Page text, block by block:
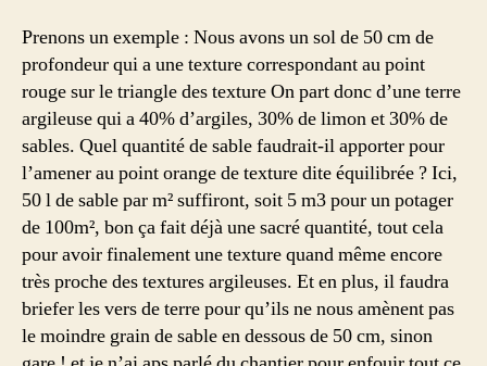
Prenons un exemple : Nous avons un sol de 50 cm de
profondeur qui a une texture correspondant au point
rouge sur le triangle des texture On part donc d’une terre
argileuse qui a 40% d’argiles, 30% de limon et 30% de
sables. Quel quantité de sable faudrait-il apporter pour
l’amener au point orange de texture dite équilibrée ? Ici,
50 l de sable par m² suffiront, soit 5 m3 pour un potager
de 100m², bon ça fait déjà une sacré quantité, tout cela
pour avoir finalement une texture quand même encore
très proche des textures argileuses. Et en plus, il faudra
briefer les vers de terre pour qu’ils ne nous amènent pas
le moindre grain de sable en dessous de 50 cm, sinon